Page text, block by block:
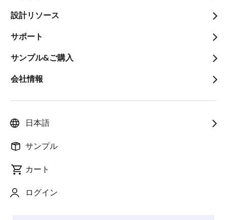
設計リソース
サポート
サンプル&ご購入
会社情報
日本語
サンプル
カート
ログイン
詳しくはこちら
人と社会を支
ションで成長 の時代 のAI搭載IHクッキング
AIと現実
なぐ架け
pause
ソフトウェアとツール